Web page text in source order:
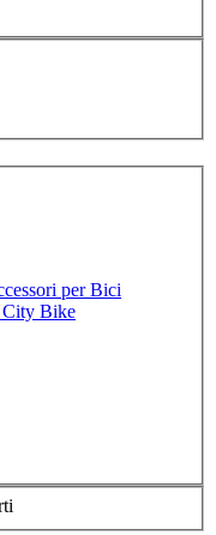
per Bici
City Bike